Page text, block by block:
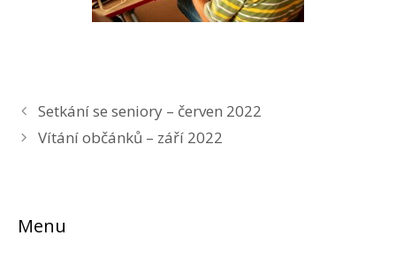
Setkání se seniory – červen 2022
Vítání občánků – září 2022
Menu